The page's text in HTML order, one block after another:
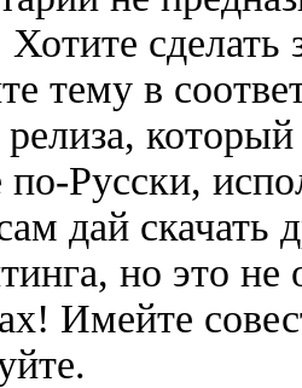
Хотите
тему в
релиза,
Русски,
дай скачать
но это не
Имейте